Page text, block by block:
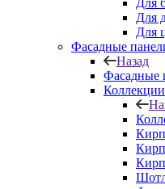
Для
Для
Для
Фасадные
Назад
Фасадные
Коллекции